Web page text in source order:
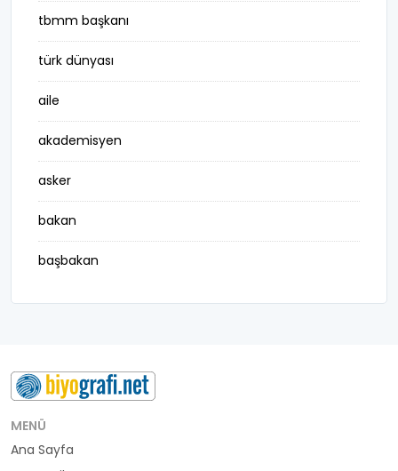
tbmm başkanı
türk dünyası
aile
akademisyen
asker
bakan
başbakan
belediye başkanı
buluş
bürokrat
büyükelçi
MENÜ
Ana Sayfa